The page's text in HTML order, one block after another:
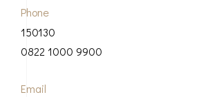
Phone
150130
0822 1000 9900
Email